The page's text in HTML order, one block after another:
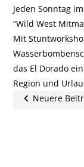
Jeden Sonntag
“Wild West
Mit
das El Dorado
Region und
Neuere